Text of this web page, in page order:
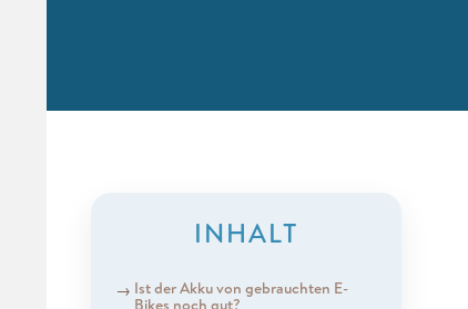
INHALT
Ist der Akku von gebrauchten E-